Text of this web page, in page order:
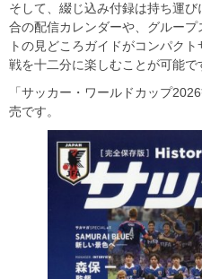
そして、綴じ込み付録は持ち運
合の配信カレンダーや、グルー
トの見どころガイドがコンパク
戦を十二分に楽しむことが可能で
「サッカー・ワールドカップ
売です。